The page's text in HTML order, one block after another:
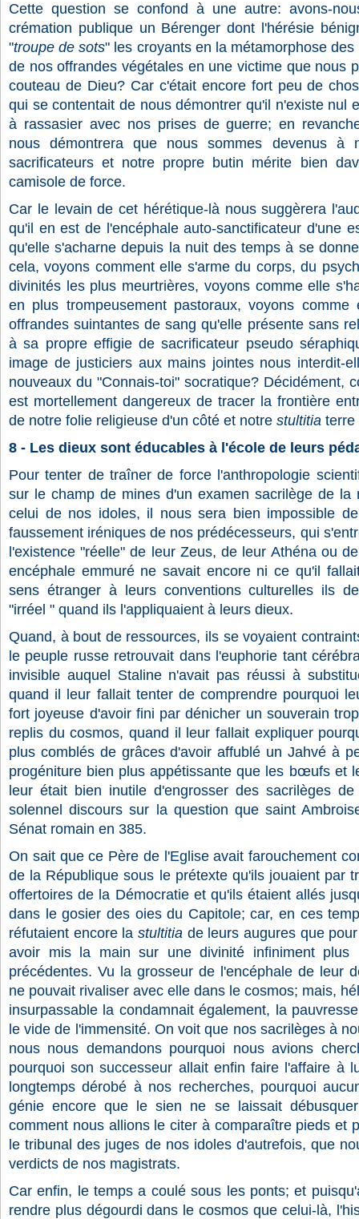
Cette question se confond à une autre: avons-
crémation publique un Bérenger dont l'hérésie
"troupe de sots" les croyants en la métamorphose
de nos offrandes végétales en une victime que nous
couteau de Dieu? Car c'était encore fort peu de
qui se contentait de nous démontrer qu'il n'existe nul
à rassasier avec nos prises de guerre; en
nous démontrera que nous sommes devenus à
sacrificateurs et notre propre butin mérite bien
camisole de force.
Car le levain de cet hérétique-là nous suggèrera
qu'il en est de l'encéphale auto-sanctificateur d'une
qu'elle s'acharne depuis la nuit des temps à se
cela, voyons comment elle s'arme du corps, du
divinités les plus meurtrières, voyons comme elle
en plus trompeusement pastoraux, voyons
offrandes suintantes de sang qu'elle présente sans
à sa propre effigie de sacrificateur pseudo
image de justiciers aux mains jointes nous interdit-
nouveaux du "Connais-toi" socratique? Décidément,
est mortellement dangereux de tracer la frontière
de notre folie religieuse d'un côté et notre stultitia terre
8 - Les dieux sont éducables à l'école de leurs
Pour tenter de traîner de force l'anthropologie
sur le champ de mines d'un examen sacrilège de
celui de nos idoles, il nous sera bien impossible
faussement iréniques de nos prédécesseurs, qui
l'existence "réelle" de leur Zeus, de leur Athéna ou
encéphale emmuré ne savait encore ni ce qu'il
sens étranger à leurs conventions culturelles ils
"irréel " quand ils l'appliquaient à leurs dieux.
Quand, à bout de ressources, ils se voyaient
le peuple russe retrouvait dans l'euphorie tant
invisible auquel Staline n'avait pas réussi à
quand il leur fallait tenter de comprendre pourquoi
fort joyeuse d'avoir fini par dénicher un souverain
replis du cosmos, quand il leur fallait expliquer
plus comblés de grâces d'avoir affublé un Jahvé à
progéniture bien plus appétissante que les bœufs et
leur était bien inutile d'engrosser des sacrilèges
solennel discours sur la question que saint
Sénat romain en 385.
On sait que ce Père de l'Eglise avait farouchement
de la République sous le prétexte qu'ils jouaient par
offertoires de la Démocratie et qu'ils étaient allés
dans le gosier des oies du Capitole; car, en ces
réfutaient encore la stultitia de leurs augures que
avoir mis la main sur une divinité infiniment plus
précédentes. Vu la grosseur de l'encéphale de leur
ne pouvait rivaliser avec elle dans le cosmos; mais,
insurpassable la condamnait également, la
le vide de l'immensité. On voit que nos sacrilèges à
nous nous demandons pourquoi nous avions
pourquoi son successeur allait enfin faire l'affaire à
longtemps dérobé à nos recherches, pourquoi
génie encore que le sien ne se laissait
comment nous allions le citer à comparaître pieds et
le tribunal des juges de nos idoles d'autrefois, que
verdicts de nos magistrats.
Car enfin, le temps a coulé sous les ponts; et
rendre plus dégourdi dans le cosmos que celui-là,